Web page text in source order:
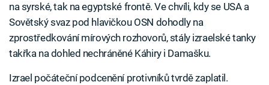
na syrské, tak na egyptské frontě. Ve chvíli, kdy se USA a
Sovětský svaz pod hlavičkou OSN dohodly na
zprostředkování mírových rozhovorů, stály izraelské tanky
takřka na dohled nechráněné Káhiry i Damašku.
Izrael počáteční podcenění protivníků tvrdě zaplatil.